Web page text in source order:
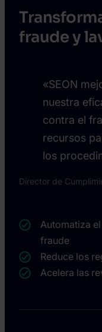
fraude y
«SEON
nuestra
contra el
recursos
los
Director de
Automatiza
fraude
Reduce los
Acelera las